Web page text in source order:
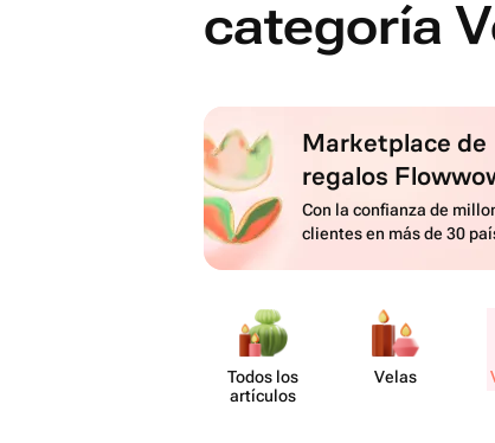
categoría
Marketplace de
regalos
Con la confianza de
clientes en más de 30
Todos los
artículos
Velas